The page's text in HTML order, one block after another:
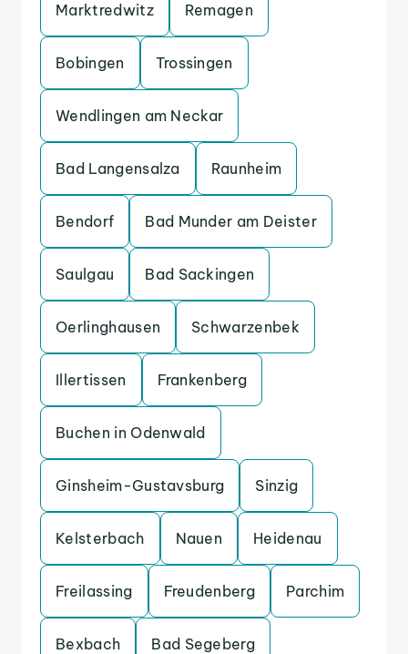
Marktredwitz Remagen
Bobingen Trossingen
Wendlingen am Neckar
Bad Langensalza Raunheim
Bendorf Bad Munder am Deister
Saulgau Bad Sackingen
Oerlinghausen Schwarzenbek
Illertissen Frankenberg
Buchen in Odenwald
Ginsheim-Gustavsburg Sinzig
Kelsterbach Nauen Heidenau
Freilassing Freudenberg Parchim
Bexbach Bad Segeberg